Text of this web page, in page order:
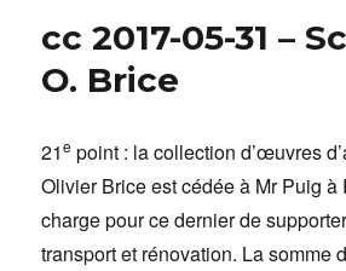
cc 2017-05-31 –
O. Brice
21e point : la collection d’œuvres
Olivier Brice est cédée à Mr Puig à
charge pour ce dernier de
transport et rénovation. La somme